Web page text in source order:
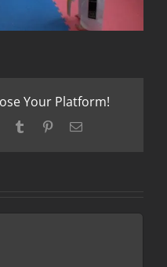
Your Platform!
Tumblr PinterestEmail